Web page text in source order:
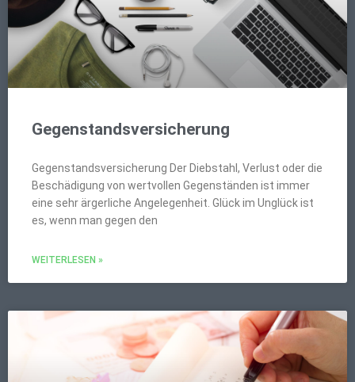
Gegenstandsversicherung
Gegenstandsversicherung Der Diebstahl, Verlust oder die
Beschädigung von wertvollen Gegenständen ist immer
eine sehr ärgerliche Angelegenheit. Glück im Unglück ist
es, wenn man gegen den
WEITERLESEN »